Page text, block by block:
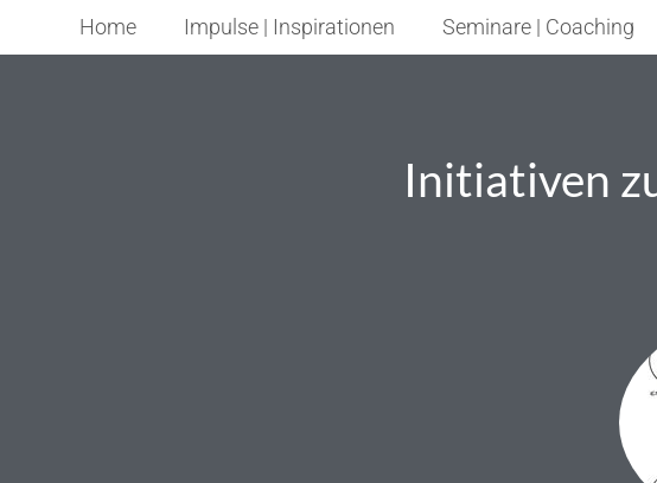
Home Impulse | Inspirationen Seminare | Coaching
Initiativen